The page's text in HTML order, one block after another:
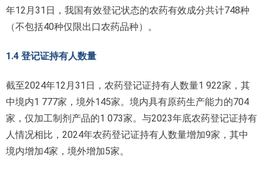
年12月31日，我国有效登记状态的农药有效成分共计748种
（不包括40种仅限出口农药品种）。
1.4 登记证持有人数量
截至2024年12月31日，农药登记证持有人数量1 922家，其
中境内1 777家，境外145家。境内具有原药生产能力的704
家，仅加工制剂产品的1 073家。与2023年底农药登记证持有
人情况相比，2024年农药登记证持有人数量增加9家，其中
境内增加4家，境外增加5家。